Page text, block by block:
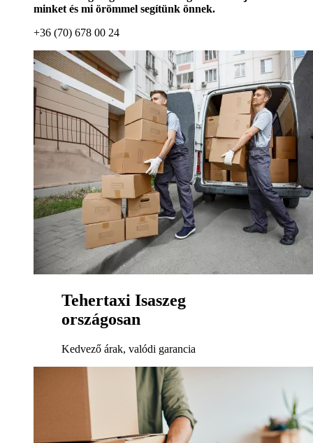
minket és mi örömmel segítünk önnek.
+36 (70) 678 00 24
Tehertaxi Isaszeg
országosan
Kedvező árak, valódi garancia